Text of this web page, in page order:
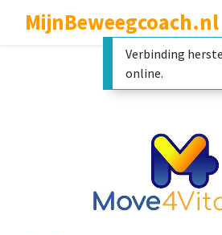
MijnBeweegcoach.nl
Ons
Verbinding
online.